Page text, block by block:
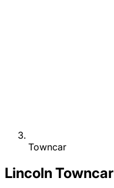
Towncar
LincolnTowncar